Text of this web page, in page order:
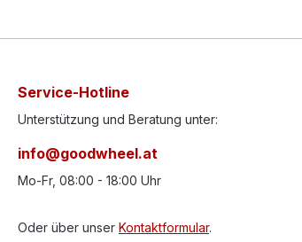
Service-Hotline
Unterstützung und Beratung unter:
info@goodwheel.at
Mo-Fr, 08:00 - 18:00 Uhr
Oder über unser Kontaktformular.